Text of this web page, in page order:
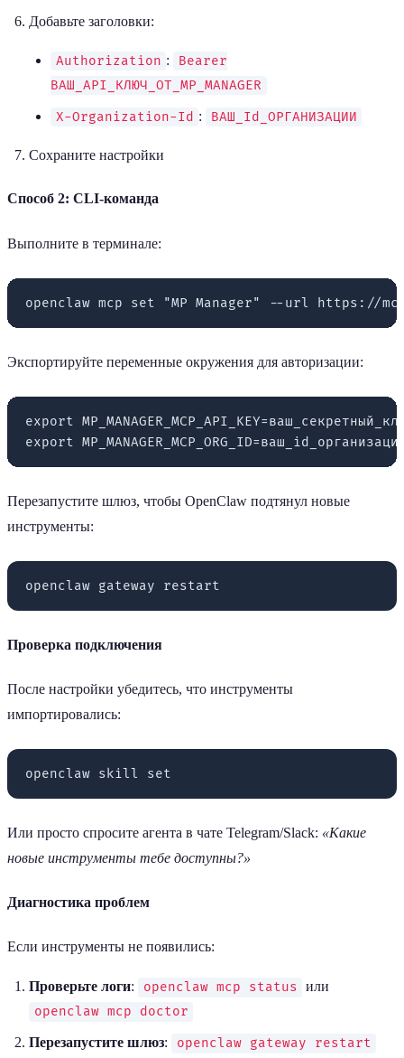
Добавьте заголовки:
Authorization :
Bearer
ВАШ_API_КЛЮЧ_ОТ_MP_MANAGER
X-Organization-Id : ВАШ_Id_ОРГАНИЗАЦИИ
Сохраните настройки
Способ 2: CLI-команда
Выполните в терминале:
Экспортируйте переменные окружения для авторизации:
export
Перезапустите шлюз, чтобы OpenClaw подтянул новые
инструменты:
Проверка подключения
После настройки убедитесь, что инструменты
импортировались:
Или просто спросите агента в чате Telegram/Slack: «Какие
новые инструменты тебе доступны?»
Диагностика проблем
Если инструменты не появились:
Проверьте логи: openclaw mcp status или
openclaw mcp doctor
Перезапустите шлюз:
openclaw gateway restart